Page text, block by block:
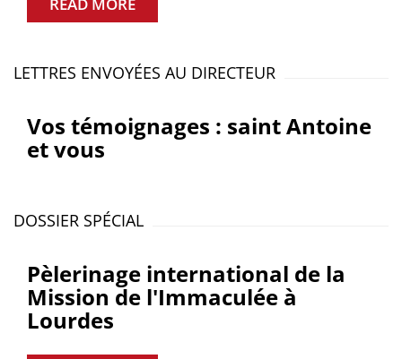
LETTRES ENVOYÉES AU DIRECTEUR
Vos témoignages : saint Antoine
et vous
DOSSIER SPÉCIAL
Pèlerinage international de la
Mission de l'Immaculée à
Lourdes